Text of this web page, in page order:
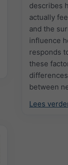
describes
actually
and the
influence
responds
these
between
Lees